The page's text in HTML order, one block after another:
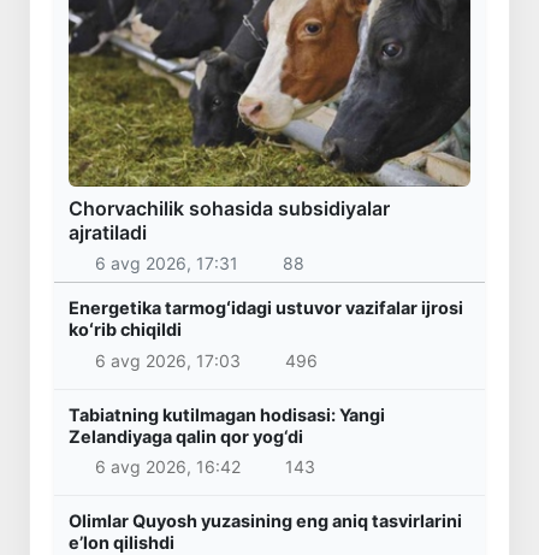
Chorvachilik sohasida subsidiyalar
ajratiladi
6 avg 2026, 17:31 88
Energetika tarmogʻidagi ustuvor vazifalar ijrosi
koʻrib chiqildi
6 avg 2026, 17:03
496
Tabiatning kutilmagan hodisasi: Yangi
Zelandiyaga qalin qor yog‘di
6 avg 2026, 16:42
143
Olimlar Quyosh yuzasining eng aniq tasvirlarini
e’lon qilishdi